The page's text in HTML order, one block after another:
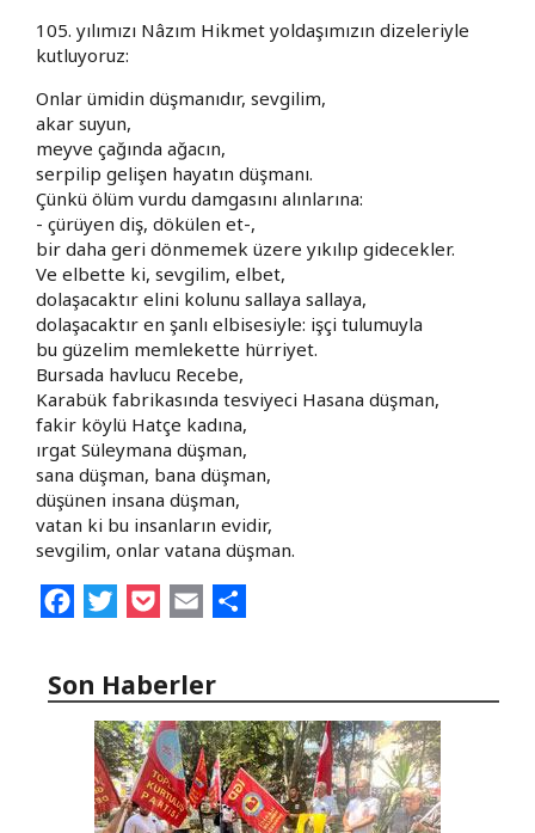
105. yılımızı Nâzım Hikmet yoldaşımızın dizeleriyle
kutluyoruz:
Onlar ümidin düşmanıdır, sevgilim,
akar suyun,
meyve çağında ağacın,
serpilip gelişen hayatın düşmanı.
Çünkü ölüm vurdu damgasını alınlarına:
- çürüyen diş, dökülen et-,
bir daha geri dönmemek üzere yıkılıp gidecekler.
Ve elbette ki, sevgilim, elbet,
dolaşacaktır elini kolunu sallaya sallaya,
dolaşacaktır en şanlı elbisesiyle: işçi tulumuyla
bu güzelim memlekette hürriyet.
Bursada havlucu Recebe,
Karabük fabrikasında tesviyeci Hasana düşman,
fakir köylü Hatçe kadına,
ırgat Süleymana düşman,
sana düşman, bana düşman,
düşünen insana düşman,
vatan ki bu insanların evidir,
sevgilim, onlar vatana düşman.
FacebookTwitterPocketEmail
Son Haberler